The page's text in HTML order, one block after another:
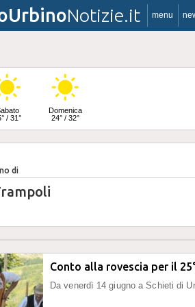
Notizie.it menu
/ 31°
Domenica
24° / 32°
di
Conto alla rovescia per il
Da venerdì 14 giugno a Schieti di